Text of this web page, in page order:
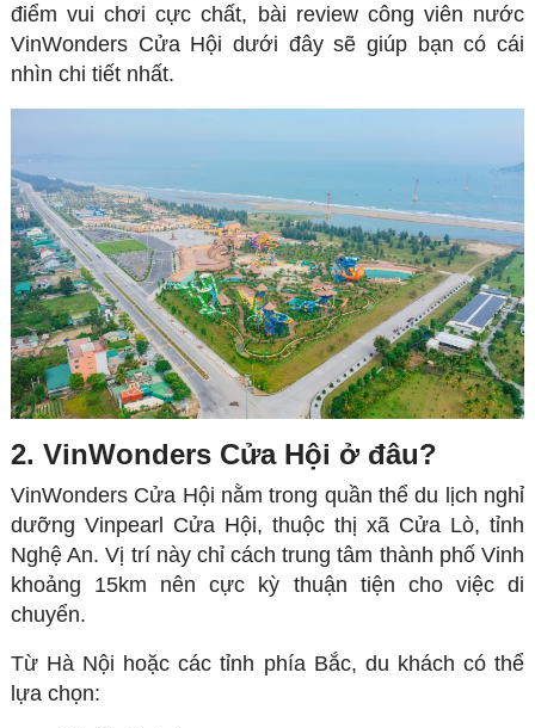
điểm vui chơi cực chất, bài review công viên nước
VinWonders Cửa Hội dưới đây sẽ giúp bạn có cái
nhìn chi tiết nhất.
2. VinWonders Cửa Hội ở đâu?
VinWonders Cửa Hội nằm trong quần thể du lịch nghỉ
dưỡng Vinpearl Cửa Hội, thuộc thị xã Cửa Lò, tỉnh
Nghệ An. Vị trí này chỉ cách trung tâm thành phố Vinh
khoảng 15km nên cực kỳ thuận tiện cho việc di
chuyển.
Từ Hà Nội hoặc các tỉnh phía Bắc, du khách có thể
lựa chọn: